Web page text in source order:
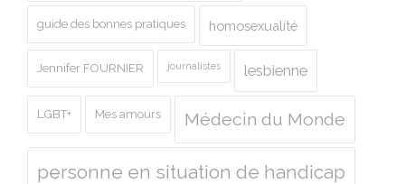
guide des bonnes pratiques homosexualité
Jennifer FOURNIER journalistes lesbienne
LGBT+ Mes amours Médecin du Monde
personne en situation de handicap